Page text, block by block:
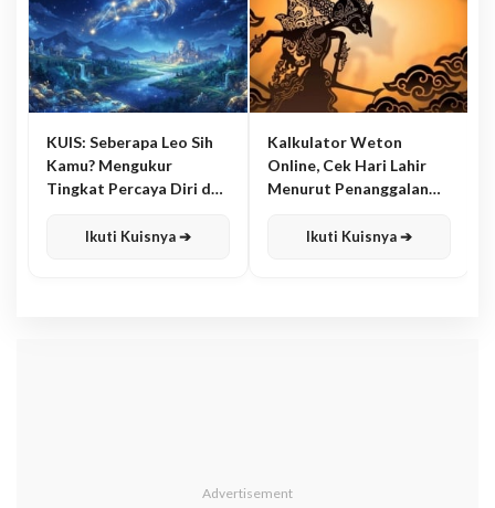
KUIS: Seberapa Leo Sih
Kamu? Mengukur
Tingkat Percaya Diri dan
Ikuti Kuisnya ➔
Kalkulator Weton
Online, Cek Hari Lahir
Menurut Penanggalan
Ikuti Kuisnya ➔